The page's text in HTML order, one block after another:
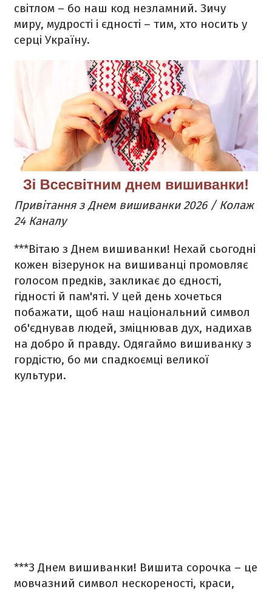
світлом – бо наш код незламний. Зичу
миру, мудрості і єдності – тим, хто носить у
серці Україну.
Привітання з Днем вишиванки 2026 / Колаж
24 Каналу
***Вітаю з Днем вишиванки! Нехай сьогодні
кожен візерунок на вишиванці промовляє
голосом предків, закликає до єдності,
гідності й пам'яті. У цей день хочеться
побажати, щоб наш національний символ
об'єднував людей, зміцнював дух, надихав
на добро й правду. Одягаймо вишиванку з
гордістю, бо ми спадкоємці великої
культури.
***З Днем вишиванки! Вишита сорочка – це
мовчазний символ нескореності, краси,